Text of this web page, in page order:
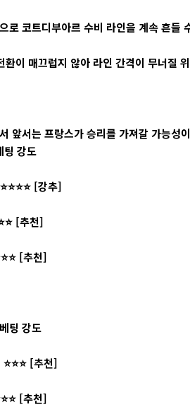
로 코트디부아르 수비 라인을 계속 흔들
이 매끄럽지 않아 라인 간격이 무너질
앞서는 프랑스가 승리를 가져갈 가능성
팅 강도
[강추]
[추천]
[추천]
팅 강도
[추천]
[추천]